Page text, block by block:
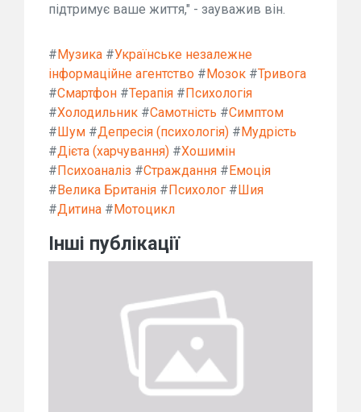
підтримує ваше життя," - зауважив він.
#Музика #Українське незалежне
інформаційне агентство #Мозок #Тривога
#Смартфон #Терапія #Психологія
#Холодильник #Самотність #Симптом
#Шум #Депресія (психологія) #Мудрість
#Дієта (харчування) #Хошимін
#Психоаналіз #Страждання #Емоція
#Велика Британія #Психолог #Шия
#Дитина #Мотоцикл
Інші публікації